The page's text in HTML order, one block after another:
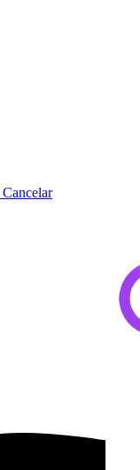
Cancelar